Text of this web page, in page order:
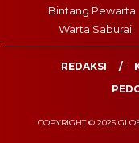
Bintang Pewarta
Warta Saburai
REDAKSI
COPYRIGHT © 2025